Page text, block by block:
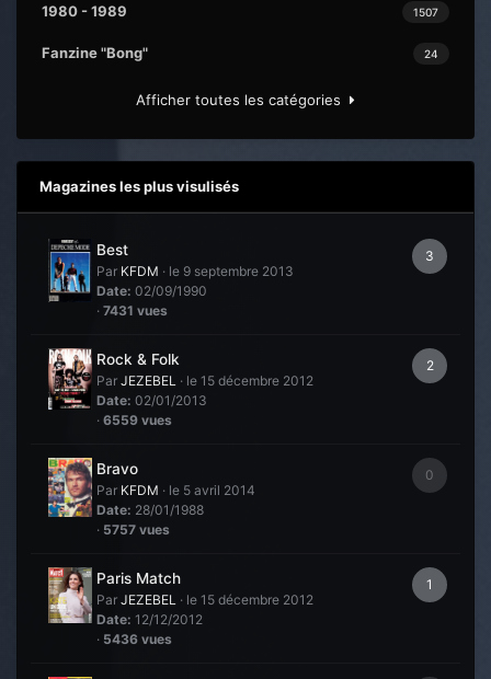
1507
1980 - 1989
24
Fanzine "Bong"
Afficher toutes les catégories
Magazines les plus visulisés
3
Best
Par KFDM · le 9 septembre 2013
Date: 02/09/1990
· 7431 vues
2
Rock & Folk
Par JEZEBEL · le 15 décembre 2012
Date: 02/01/2013
· 6559 vues
0
Bravo
Par KFDM · le 5 avril 2014
Date: 28/01/1988
· 5757 vues
1
Paris Match
Par JEZEBEL · le 15 décembre 2012
Date: 12/12/2012
· 5436 vues